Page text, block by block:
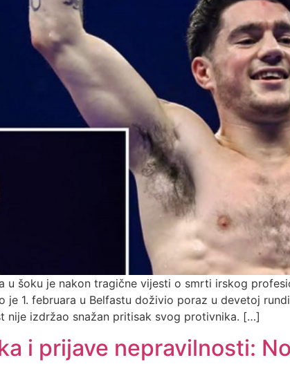
u šoku je nakon tragične vijesti o smrti irskog
je 1. februara u Belfastu doživio poraz u devetoj
nije izdržao snažan pritisak svog protivnika. […]
i prijave nepravilnosti: